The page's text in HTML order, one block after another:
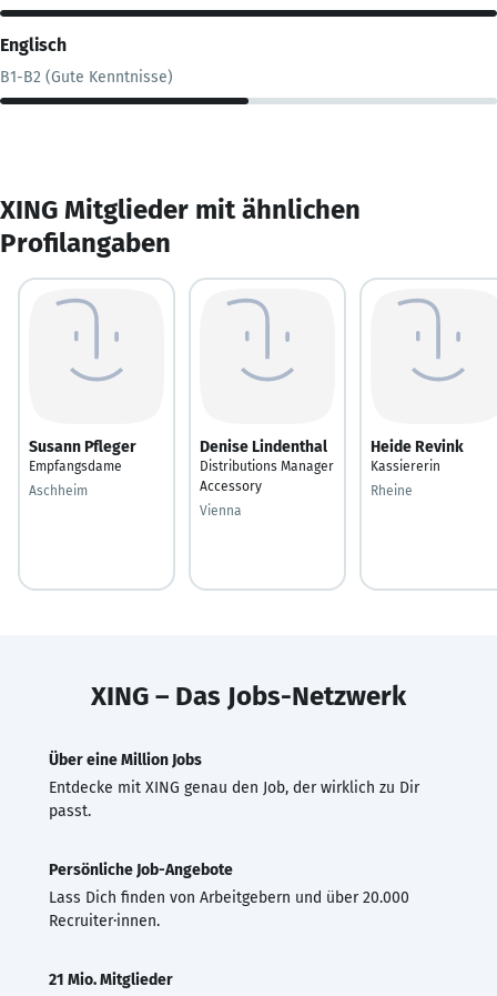
Englisch
B1-B2 (Gute Kenntnisse)
XING Mitglieder mit ähnlichen
Profilangaben
Susann Pfleger
Empfangsdame
Aschheim
Denise Lindenthal
Distributions Manager
Accessory
Vienna
Heide Revink
Kassiererin
Rheine
XING – Das Jobs-Netzwerk
Über eine Million Jobs
Entdecke mit XING genau den Job, der wirklich zu Dir
passt.
Persönliche Job-Angebote
Lass Dich finden von Arbeitgebern und über 20.000
Recruiter·innen.
21 Mio. Mitglieder